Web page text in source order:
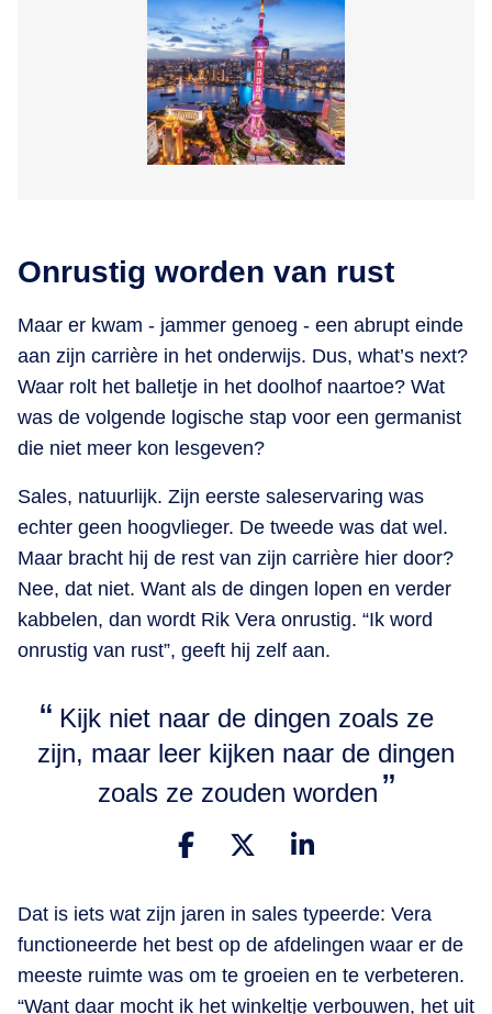
Onrustig worden van rust
Maar er kwam - jammer genoeg - een abrupt einde
aan zijn carrière in het onderwijs. Dus, what’s next?
Waar rolt het balletje in het doolhof naartoe? Wat
was de volgende logische stap voor een germanist
die niet meer kon lesgeven?
Sales, natuurlijk. Zijn eerste saleservaring was
echter geen hoogvlieger. De tweede was dat wel.
Maar bracht hij de rest van zijn carrière hier door?
Nee, dat niet. Want als de dingen lopen en verder
kabbelen, dan wordt Rik Vera onrustig. “Ik word
onrustig van rust”, geeft hij zelf aan.
Kijk niet naar de dingen zoals ze
zijn, maar leer kijken naar de dingen
zoals ze zouden worden
Dat is iets wat zijn jaren in sales typeerde: Vera
functioneerde het best op de afdelingen waar er de
meeste ruimte was om te groeien en te verbeteren.
“Want daar mocht ik het winkeltje verbouwen, het uit